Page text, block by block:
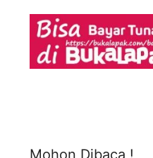
Mohon Dibaca !